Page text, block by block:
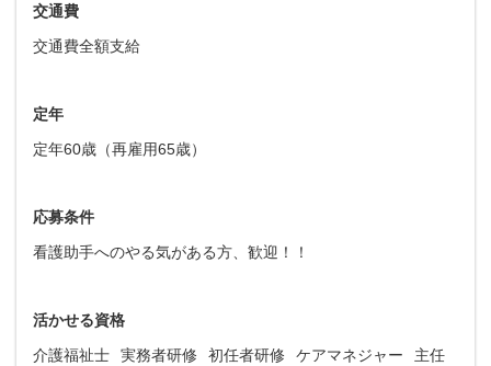
交通費
交通費全額支給
定年
定年60歳（再雇用65歳）
応募条件
看護助手へのやる気がある方、歓迎！！
活かせる資格
介護福祉士
実務者研修 初任者研修 ケアマネジャー
主任